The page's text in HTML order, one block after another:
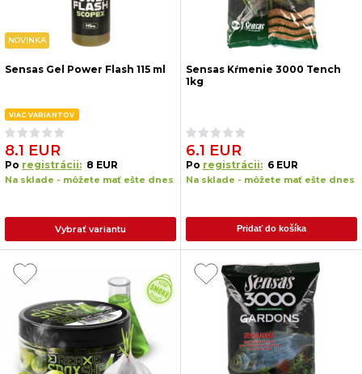
NOVINKA
Sensas Gel Power Flash 115 ml
VIAC VARIANTOV
8.1 EUR
Po registrácii: 8 EUR
Na sklade - môžete mať ešte dnes
Vybrať variantu
Sensas Kŕmenie 3000 Tench
1kg
6.1 EUR
Po registrácii: 6 EUR
Na sklade - môžete mať ešte dnes
Pridať do košíka